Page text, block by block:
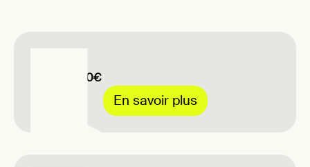
Jusqu'à 250€
En savoir plus